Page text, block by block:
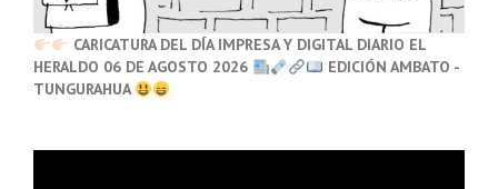
CARICATURA DEL DÍA IMPRESA Y DIGITAL DIARIO EL
HERALDO 06 DE AGOSTO 2026
EDICIÓN AMBATO -
TUNGURAHUA